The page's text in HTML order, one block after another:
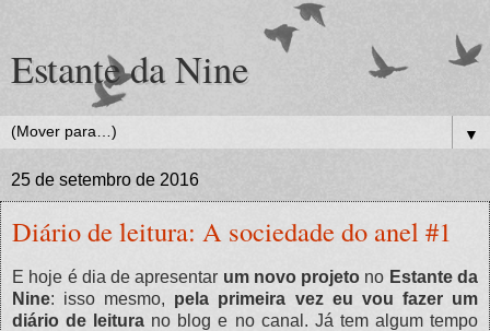
Estante da Nine
▼
25 de setembro de 2016
Diário de leitura: A sociedade do anel #1
E hoje é dia de apresentar um novo projeto no Estante da
Nine: isso mesmo, pela primeira vez eu vou fazer um
diário de leitura no blog e no canal. Já tem algum tempo